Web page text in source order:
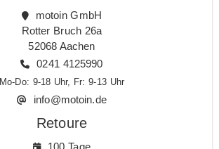
motoin GmbH
Rotter Bruch 26a
52068 Aachen
0241 4125990
Mo-Do: 9-18 Uhr, Fr: 9-13 Uhr
info@motoin.de
Retoure
100 Tage